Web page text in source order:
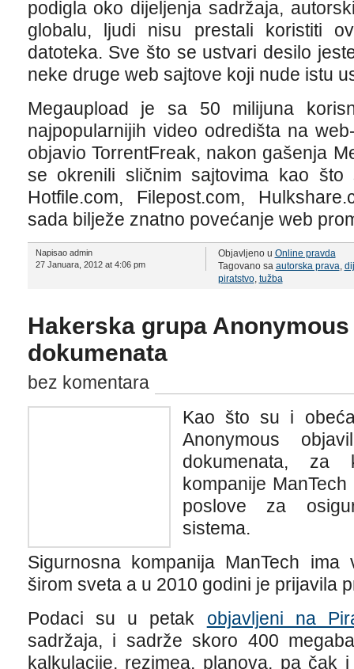
podigla oko dijeljenja sadržaja,
globalu, ljudi nisu prestali koristiti
datoteka. Sve što se ustvari desilo
neke druge web sajtove koji nude istu
Megaupload je sa 50 milijuna
najpopularnijih video odredišta na
objavio TorrentFreak, nakon gašenja
se okrenili sličnim sajtovima kao što
Hotfile.com, Filepost.com,
sada bilježe znatno povećanje web
Napisao admin
27 Januara, 2012 at 4:06 pm
Objavljeno u Online pravda
Tagovano sa autorska prava,
piratstvo, tužba
Hakerska grupa
dokumenata
bez komentara
Kao što su i
Anonymous
dokumenata,
kompanije
poslove za
sistema.
Sigurnosna kompanija ManTech
širom sveta a u 2010 godini je prijavila
Podaci su u petak objavljeni na
sadržaja, i sadrže skoro 400
kalkulacije, rezimea, planova, pa čak